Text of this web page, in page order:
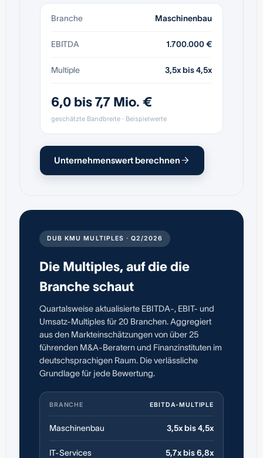
Branche Maschinenbau
EBITDA 1.700.000 €
Multiple 3,5x bis 4,5x
6,0 bis 7,7 Mio. €
geschätzte Bandbreite · Beispielwerte
Unternehmenswert berechnen
DUB KMU MULTIPLES · Q2/2026
Die Multiples, auf die die
Branche schaut
Quartalsweise aktualisierte EBITDA-, EBIT- und
Umsatz-Multiples für 20 Branchen. Aggregiert
aus den Markteinschätzungen von über 25
führenden M&A-Beratern und Finanzinstituten im
deutschsprachigen Raum. Die verlässliche
Grundlage für jede Bewertung.
BRANCHE EBITDA-MULTIPLE
Maschinenbau 3,5x bis 4,5x
IT-Services 5,7x bis 6,8x